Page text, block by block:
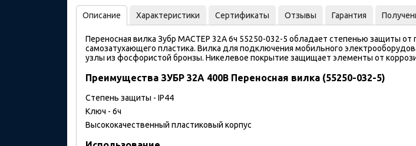
Описание Характеристики Сертификаты Отзывы Гарантия
Переносная вилка Зубр МАСТЕР 32A 6ч 55250-032-5 обладает степенью защиты от
самозатухающего пластика. Вилка для подключения мобильного
узлы из фосфористой бронзы. Никелевое покрытие защищает элементы от
Преимущества ЗУБР 32A 400В Переносная вилка (55250-032-5)
Степень защиты - IP44
Ключ - 6ч
Высококачественный пластиковый корпус